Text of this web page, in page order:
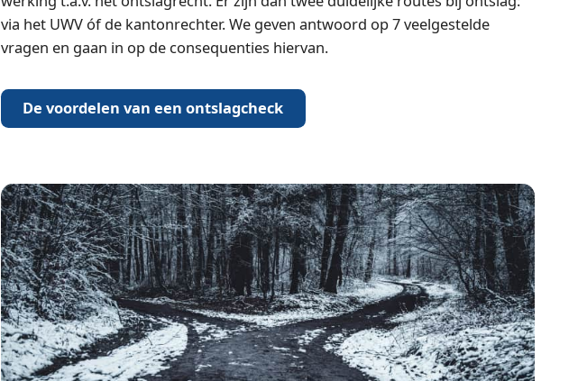
via het UWV óf de kantonrechter. We geven antwoord op 7 veelgestelde
vragen en gaan in op de consequenties hiervan.
De voordelen van een ontslagcheck